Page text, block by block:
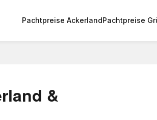
Pachtpreise AckerlandPachtpreise
&